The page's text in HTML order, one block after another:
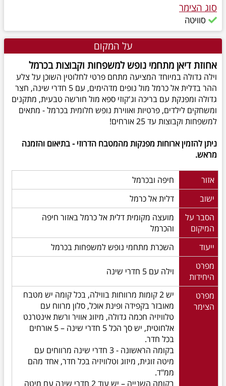
סוג הצימר
סוויטה
על המקום
אחוזת דיאן מתחמי נופש למשפחות וקבוצות בכרמל
וילה גדולה במיוחד המציעה מתחם פרטי לחלוטין השוכן על צלע
ההר בדלית אל כרמל מול נופים מדהימים, עם 5 חדרי שינה, חצר
גדולה ומפנקת עם בריכה וג'קוזי ספא מול חורשה טבעית, מתקנים
ומשחקים לילדים, פרטיות ואווירת נופש חלומית בכרמל - מתאים
למשפחות וקבוצות עד 25 אורחים!
ניתן להזמין ארוחות מפנקות מהמטבח הדרוזי - בתיאום והזמנה
מראש.
אזור
חיפה ובכרמל
ישוב
דלית אל כרמל
הסבר על
המיקום
מועצה מקומית דלית אל כרמל באזור חיפה
והכרמל
ייעוד
השכרת מתחמי נופש למשפחות בכרמל
מפרט
היחידות
וילה עם 5 חדרי שינה
מפרט
הצימר
יש 2 קומות מרווחות בווילה, בכל קומה יש מטבח
מאובזר בקפידה ופינת אוכל, סלון מרווח עם
טלוויזיה חכמה גדולה, מיזוג אוויר ורשת אינטרנט
אלחוטית, יש סך הכל 5 חדרי שינה – 5 אורחים
בכל חדר.
בקומה הראשונה - 3 חדרי שינה מרווחים עם
מיטה זוגית, מיזוג וטלוויזיה בכל חדר, אחד מהם
ממ"ד.
בקומה השנייה – יש עוד 2 חדרי שינה עם מיטה